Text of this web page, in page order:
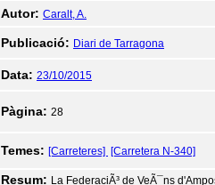
Autor: Caralt, A.
Publicació: Diari de Tarragona
Data: 23/10/2015
Pàgina: 28
Temes: [Carreteres] [Carretera N-340]
Resum: La FederaciÃ³ de VeÃ¯ns